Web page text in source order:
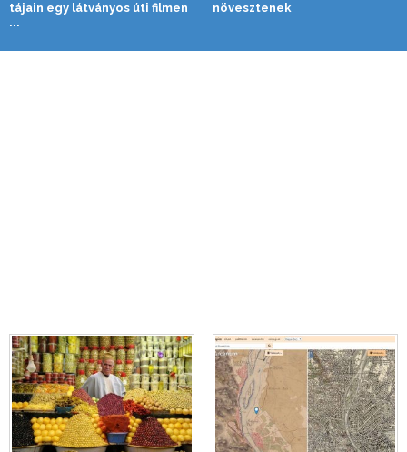
tájain egy látványos úti filmen
...
növesztenek